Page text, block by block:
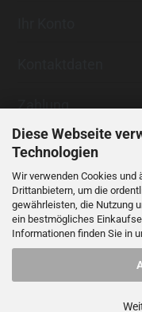
Diese Webseite
Technologien
Wir verwenden Cookies und
Drittanbietern, um die
gewährleisten, die Nutzung
ein bestmögliches
Informationen finden Sie in
Zahlung